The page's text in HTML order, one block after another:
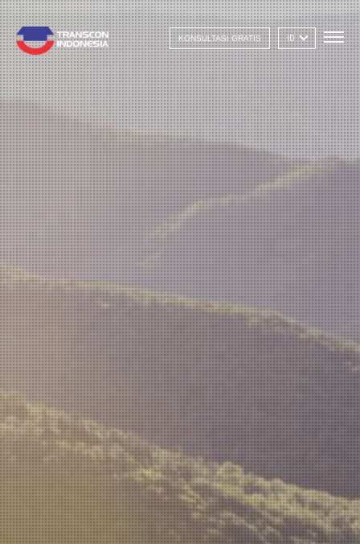
KONSULTASI GRATIS ID